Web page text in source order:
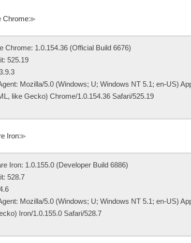
Chrome≫
Chrome: 1.0.154.36 (Official Build 6676)
525.19
Mozilla/5.0 (Windows; U; Windows NT 5.1; en-US)
like Gecko) Chrome/1.0.154.36 Safari/525.19
Iron≫
Iron: 1.0.155.0 (Developer Build 6886)
528.7
Mozilla/5.0 (Windows; U; Windows NT 5.1; en-US)
Iron/1.0.155.0 Safari/528.7